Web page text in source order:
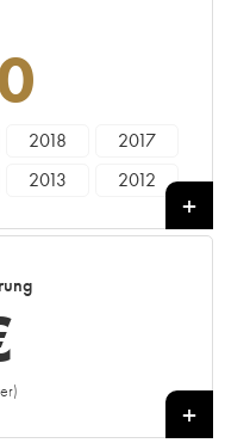
2018
2017
2013
2012
+